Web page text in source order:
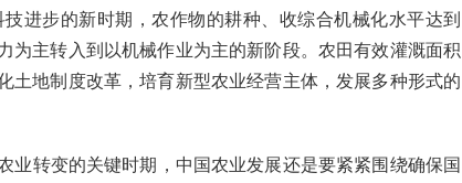
进步的新时期，农作物的耕种、收综合机械化水平达到
为主转入到以机械作业为主的新阶段。农田有效灌溉面积
土地制度改革，培育新型农业经营主体，发展多种形式的
转变的关键时期，中国农业发展还是要紧紧围绕确保国